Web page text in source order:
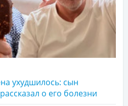
ухудшилось: сын
о его болезни